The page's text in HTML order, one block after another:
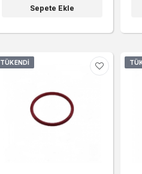
Sepete Ekle
TÜKENDI